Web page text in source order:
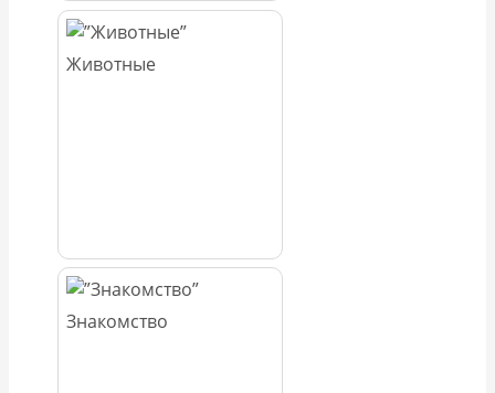
Животные
Знакомство